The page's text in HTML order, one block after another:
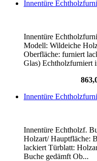
Innentüre
Innentüre
Modell: Wildeiche
Oberfläche: furniert
Glas) Echtholzfurniert
Innentüre
Innentüre Echtholzf.
Holzart/ Hauptfläche:
lackiert Türblatt:
Buche gedämft Ob...